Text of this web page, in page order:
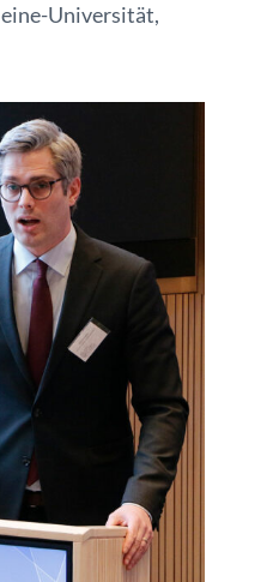
Universität,